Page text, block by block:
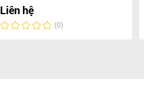
Liên hệ
(0)